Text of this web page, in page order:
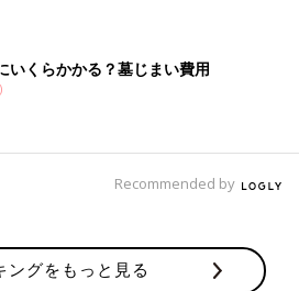
た！」「うまくできると思ったのに失
ります。そういうときは、たとえばブ
きない場合は、ママ・パパが一緒に手
きたね！」と伝えましょう。また転ん
をつないで歩けば、転ばなかったね」
わかり、次に生かすようになります。
つときは「お友だちが使っているか
？」「10数え終わったら貸してって言
いくらかかる？墓じまい費用
Recommended by
ングをもっと見る